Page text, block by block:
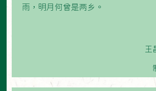
雨，明月何曾是两乡。
王